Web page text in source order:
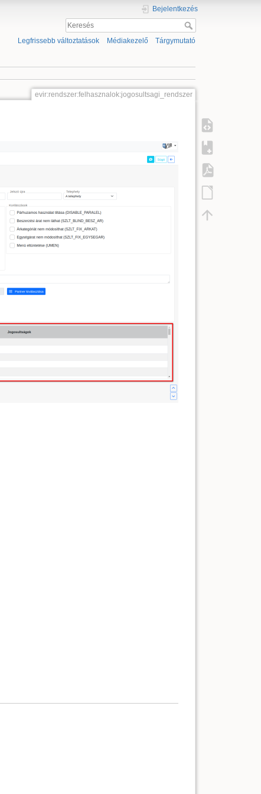
Bejelentkezés
Legfrissebb változtatások Médiakezelő Tárgymutató
evir:rendszer:felhasznalok:jogosultsagi_rendszer